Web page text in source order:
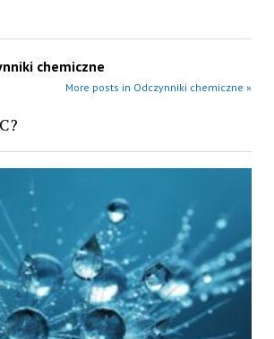
chemiczne
More posts in Odczynniki chemiczne »